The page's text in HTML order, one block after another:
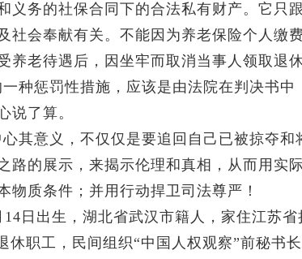
义务的社保合同下的合法私有财产。它只
社会奉献有关。不能因为养老保险个人缴
养老待遇后，因坐牢而取消当事人领取退休
种惩罚性措施，应该是由法院在判决书中
说了算。
其意义，不仅仅是要追回自己已被掠夺和
路的展示，来揭示伦理和真相，从而用实
物质条件；并用行动捍卫司法尊严！
日出生，湖北省武汉市籍人，家住江苏省
休职工，民间组织“中国人权观察”前秘书